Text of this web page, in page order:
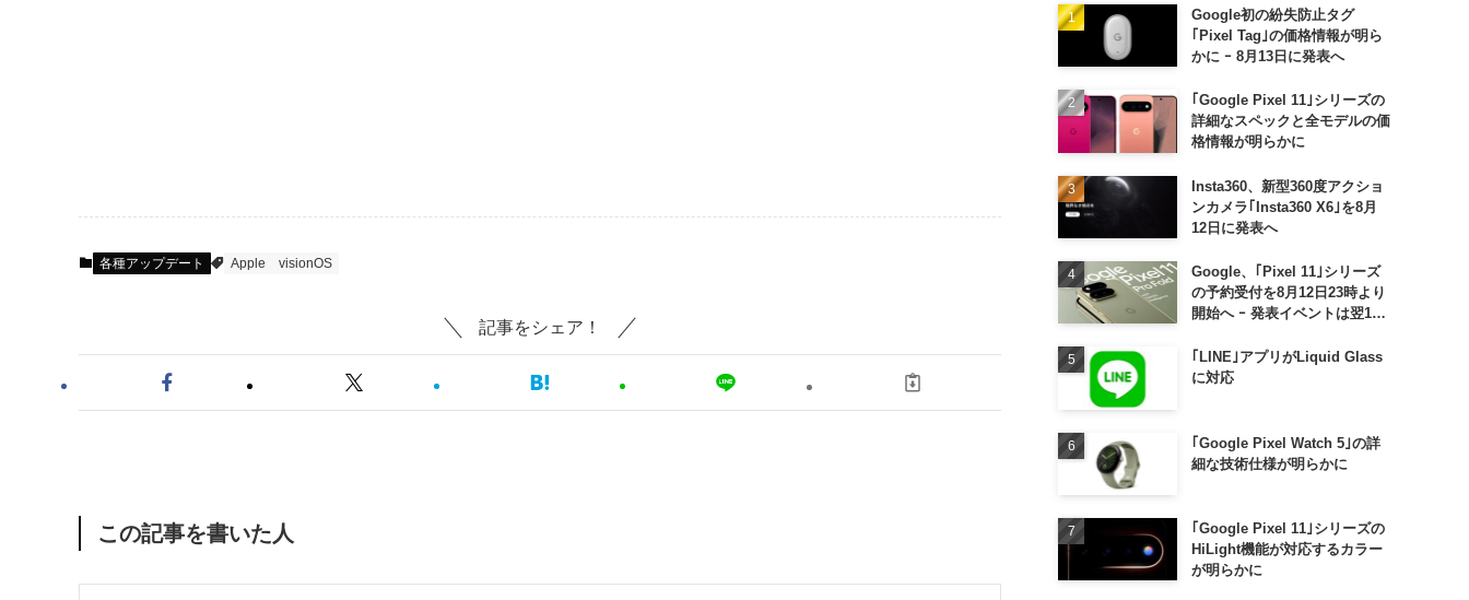
各種アップデート Apple visionOS
記事をシェア！
この記事を書いた人
Google初の紛失防止タグ
｢Pixel Tag｣の価格情報が明ら
かに ｰ 8月13日に発表へ
｢Google Pixel 11｣シリーズの
詳細なスペックと全モデルの価
格情報が明らかに
Insta360、新型360度アクショ
ンカメラ｢Insta360 X6｣を8月
12日に発表へ
Google、｢Pixel 11｣シリーズ
の予約受付を8月12日23時より
開始へ ｰ 発表イベントは翌13
｢LINE｣アプリがLiquid Glass
に対応
｢Google Pixel Watch 5｣の詳
細な技術仕様が明らかに
｢Google Pixel 11｣シリーズの
HiLight機能が対応するカラー
が明らかに